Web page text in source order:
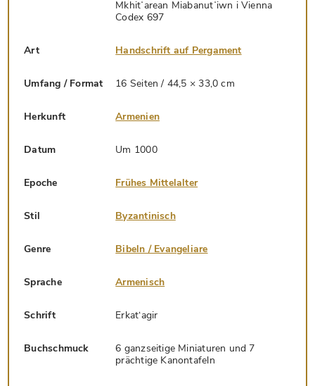
Mkhitʻarean Miabanutʻiwn i Vienna
Codex 697
Art Handschrift auf Pergament
Umfang / Format 16 Seiten / 44,5 × 33,0 cm
Herkunft Armenien
Datum Um 1000
Epoche Frühes Mittelalter
Stil Byzantinisch
Genre Bibeln / Evangeliare
Sprache Armenisch
Schrift Erkat‘agir
Buchschmuck
6 ganzseitige Miniaturen und 7
prächtige Kanontafeln